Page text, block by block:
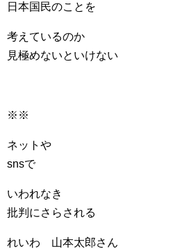
日本国民のことを
考えているのか
見極めないといけない
※※
ネットや
snsで
いわれなき
批判にさらされる
れいわ 山本太郎さん